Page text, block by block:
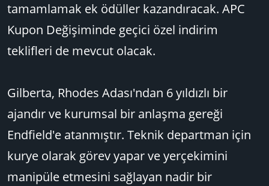
tamamlamak ek ödüller kazandıracak. APC
Kupon Değişiminde geçici özel indirim
teklifleri de mevcut olacak.
Gilberta, Rhodes Adası'ndan 6 yıldızlı bir
ajandır ve kurumsal bir anlaşma gereği
Endfield'e atanmıştır. Teknik departman için
kurye olarak görev yapar ve yerçekimini
manipüle etmesini sağlayan nadir bir